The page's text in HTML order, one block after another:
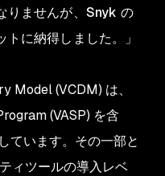
りませんが、Snyk の
に納得しました。」
Model (VCDM) は、
(VASP) を含
ています。その一部と
ィツールの導入レベ